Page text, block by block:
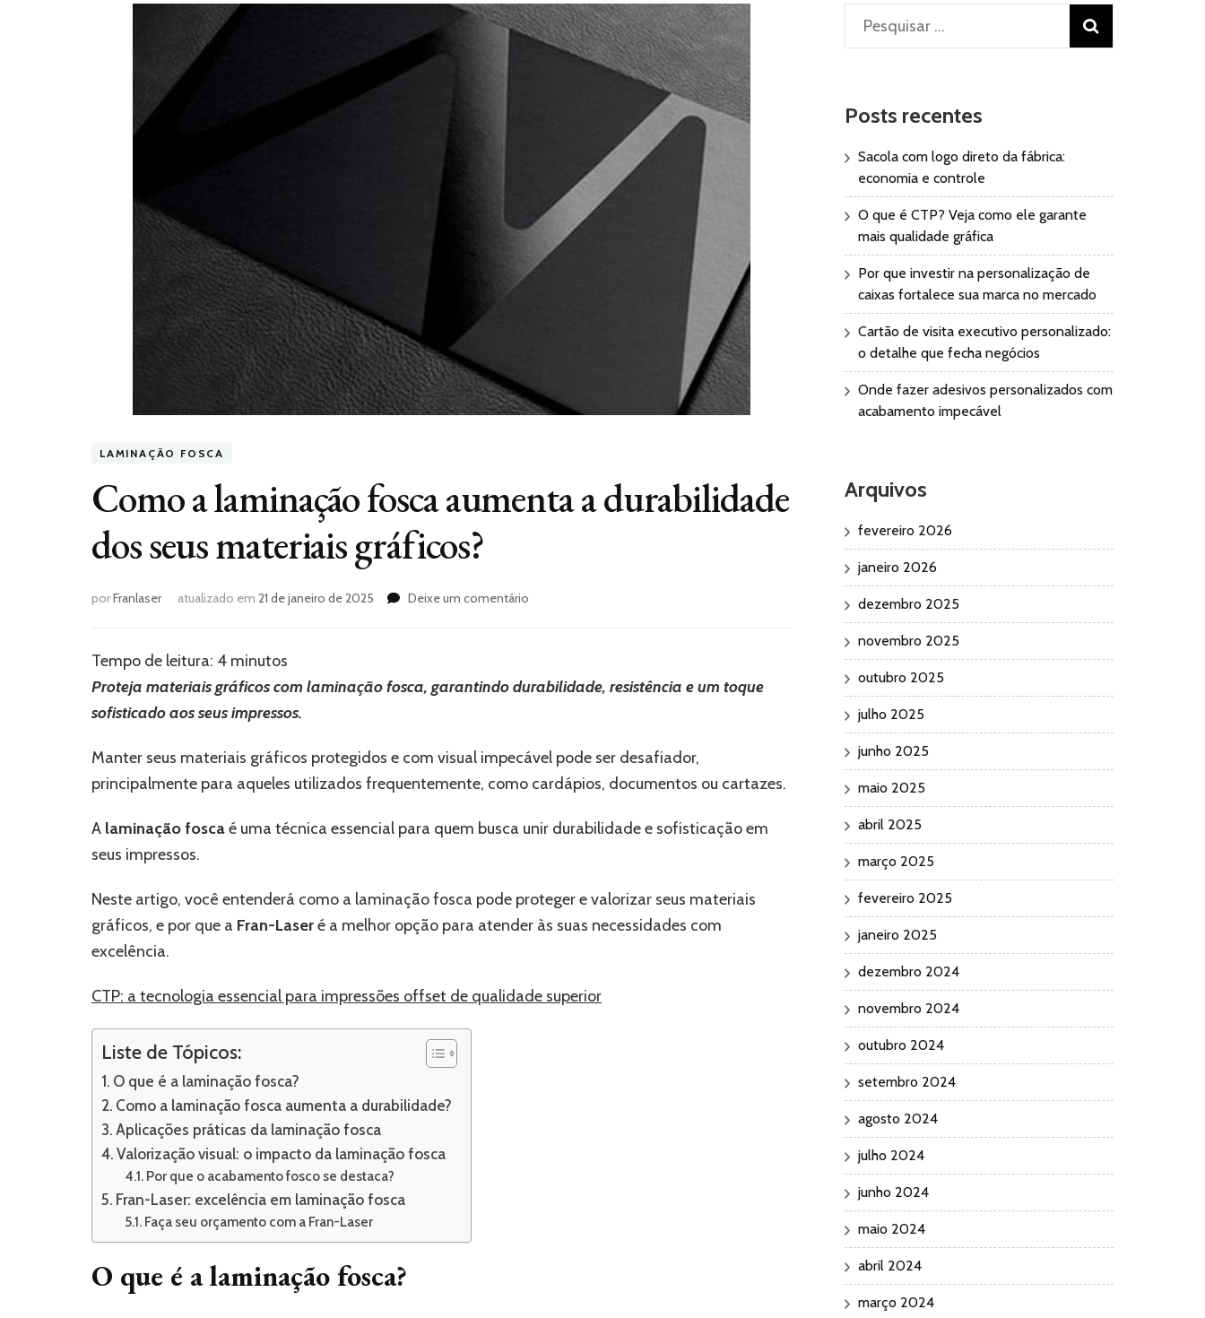
LAMINAÇÃO FOSCA
Como a laminação fosca aumenta a durabilidade
dos seus materiais gráficos?
porFranlaser atualizado em 21 de janeiro de 2025 Deixe um comentário
aumenta
dos
seus
materiais
Tempo de leitura: 4 minutos
Proteja materiais gráficos com laminação fosca, garantindo durabilidade, resistência e um toque
sofisticado aos seus impressos.
Manter seus materiais gráficos protegidos e com visual impecável pode ser desafiador,
principalmente para aqueles utilizados frequentemente, como cardápios, documentos ou cartazes.
A laminação foscaé uma técnica essencial para quem busca unir durabilidade e sofisticação em
seus impressos.
Neste artigo, você entenderá como a laminação fosca pode proteger e valorizar seus materiais
gráficos, e por que a Fran-Laseré a melhor opção para atender às suas necessidades com
excelência.
CTP: a tecnologia essencial para impressões offset de qualidade superior
Liste de Tópicos:
O que é a laminação fosca?
Como a laminação fosca aumenta a durabilidade?
Aplicações práticas da laminação fosca
Valorização visual: o impacto da laminação fosca
Por que o acabamento fosco se destaca?
Fran-Laser: excelência em laminação fosca
Faça seu orçamento com a Fran-Laser
O que é a laminação fosca?
Pesquisar
por:
Posts recentes
Sacola com logo direto da fábrica:
economia e controle
O que é CTP? Veja como ele garante
mais qualidade gráfica
Por que investir na personalização de
caixas fortalece sua marca no mercado
Cartão de visita executivo personalizado:
o detalhe que fecha negócios
Onde fazer adesivos personalizados com
acabamento impecável
Arquivos
fevereiro 2026
janeiro 2026
dezembro 2025
novembro 2025
outubro 2025
julho 2025
junho 2025
maio 2025
abril 2025
março 2025
fevereiro 2025
janeiro 2025
dezembro 2024
novembro 2024
outubro 2024
setembro 2024
agosto 2024
julho 2024
junho 2024
maio 2024
abril 2024
março 2024